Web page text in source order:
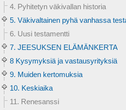
4. Pyhitetyn väkivallan historia
5. Väkivaltainen pyhä vanhassa
6. Uusi testamentti
7. JEESUKSEN ELÄMÄNKERTA
8 Kysymyksiä ja vastausyrityksiä
9. Muiden kertomuksia
10. Keskiaika
11. Renesanssi